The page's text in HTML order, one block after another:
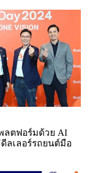
ลตฟอร์มด้วย AI
ลเลอร์รถยนต์มือ